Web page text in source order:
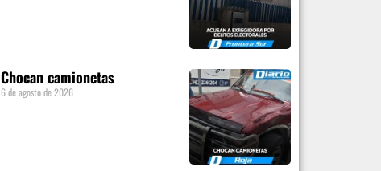
Chocan camionetas
6 de agosto de 2026